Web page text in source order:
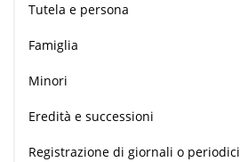
Tutela e persona
Famiglia
Minori
Eredità e successioni
Registrazione di giornali o periodici